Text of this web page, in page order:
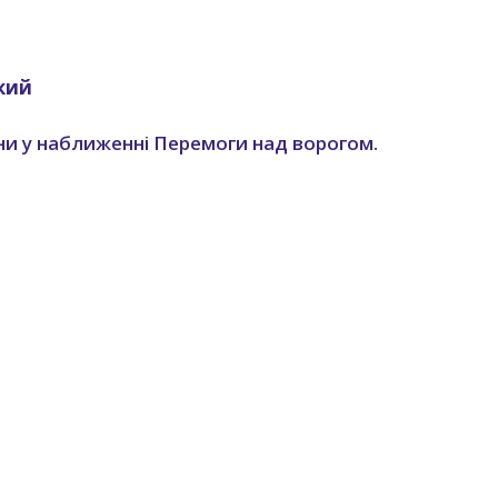
у наближенні Перемоги над ворогом.